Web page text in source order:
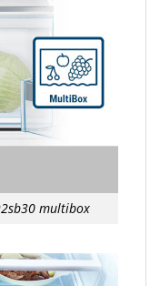
multibox